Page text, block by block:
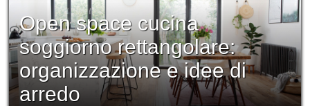
Open space cucina
soggiorno rettangolare:
organizzazione e idee di
arredo